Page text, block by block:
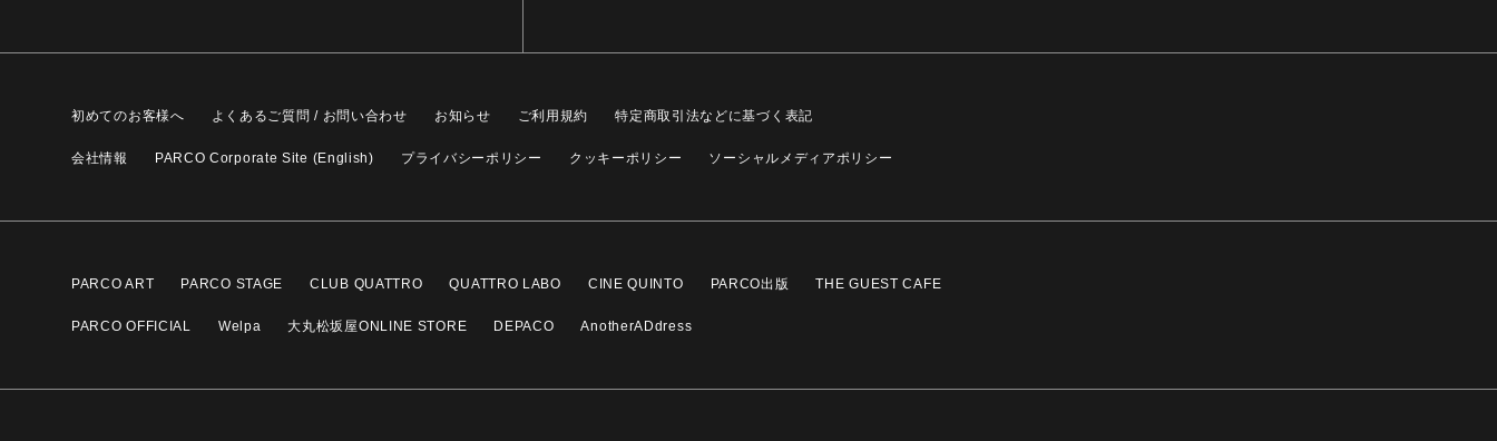
初めてのお客様へ よくあるご質問 / お問い合わせ お知らせ ご利用規約 特定商取引法などに基づく表記
会社情報 PARCO Corporate Site (English) プライバシーポリシー クッキーポリシー ソーシャルメディアポリシー
PARCO ART PARCO STAGE CLUB QUATTRO QUATTRO LABO CINE QUINTO PARCO出版 THE GUEST CAFE
PARCO OFFICIAL Welpa 大丸松坂屋ONLINE STORE DEPACO AnotherADdress